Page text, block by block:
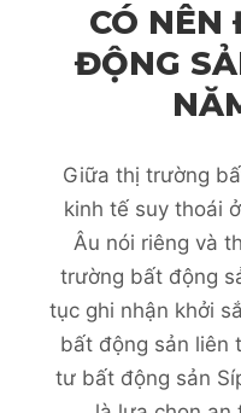
CÓ
ĐỘNG
Giữa thị trường
kinh tế suy thoái
Âu nói riêng và
trường bất động
tục ghi nhận khởi
bất động sản liên
tư bất động sản